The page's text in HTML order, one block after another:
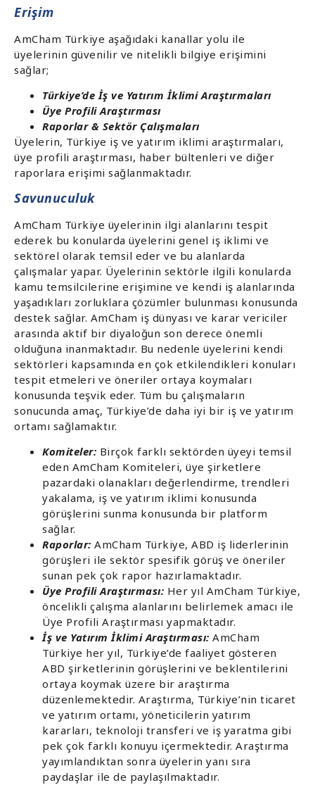
Erişim
AmCham Türkiye aşağıdaki kanallar yolu ile
üyelerinin güvenilir ve nitelikli bilgiye erişimini
sağlar;
Türkiye’de İş ve Yatırım İklimi Araştırmaları
Üye Profili Araştırması
Raporlar & Sektör Çalışmaları
Üyelerin, Türkiye iş ve yatırım iklimi araştırmaları,
üye profili araştırması, haber bültenleri ve diğer
raporlara erişimi sağlanmaktadır.
Savunuculuk
AmCham Türkiye üyelerinin ilgi alanlarını tespit
ederek bu konularda üyelerini genel iş iklimi ve
sektörel olarak temsil eder ve bu alanlarda
çalışmalar yapar. Üyelerinin sektörle ilgili konularda
kamu temsilcilerine erişimine ve kendi iş alanlarında
yaşadıkları zorluklara çözümler bulunması konusunda
destek sağlar. AmCham iş dünyası ve karar vericiler
arasında aktif bir diyaloğun son derece önemli
olduğuna inanmaktadır. Bu nedenle üyelerini kendi
sektörleri kapsamında en çok etkilendikleri konuları
tespit etmeleri ve öneriler ortaya koymaları
konusunda teşvik eder. Tüm bu çalışmaların
sonucunda amaç, Türkiye’de daha iyi bir iş ve yatırım
ortamı sağlamaktır.
Komiteler: Birçok farklı sektörden üyeyi temsil
eden AmCham Komiteleri, üye şirketlere
pazardaki olanakları değerlendirme, trendleri
yakalama, iş ve yatırım iklimi konusunda
görüşlerini sunma konusunda bir platform
sağlar.
Raporlar: AmCham Türkiye, ABD iş liderlerinin
görüşleri ile sektör spesifik görüş ve öneriler
sunan pek çok rapor hazırlamaktadır.
Üye Profili Araştırması: Her yıl AmCham Türkiye,
öncelikli çalışma alanlarını belirlemek amacı ile
Üye Profili Araştırması yapmaktadır.
İş ve Yatırım İklimi Araştırması: AmCham
Türkiye her yıl, Türkiye’de faaliyet gösteren
ABD şirketlerinin görüşlerini ve beklentilerini
ortaya koymak üzere bir araştırma
düzenlemektedir. Araştırma, Türkiye’nin ticaret
ve yatırım ortamı, yöneticilerin yatırım
kararları, teknoloji transferi ve iş yaratma gibi
pek çok farklı konuyu içermektedir. Araştırma
yayımlandıktan sonra üyelerin yanı sıra
paydaşlar ile de paylaşılmaktadır.